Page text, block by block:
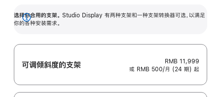
选择你合用的支架。 Studio Display 有两种支架和一种支架转换器可选，以满足
你的各种安装需求。
展
可调倾斜度的支架
RMB 11,999
或 RMB 500/月 (24 期) 起